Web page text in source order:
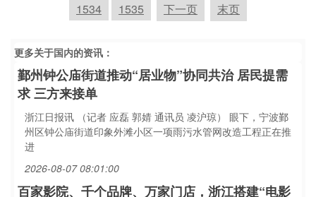
1534
1535 下一页 末页
更多关于国内的资讯：
鄞州钟公庙街道推动“居业物”协同共治 居民提需
求 三方来接单
浙江日报讯 （记者 应磊 郭婧 通讯员 凌沪琼） 眼下，宁波鄞
州区钟公庙街道印象外滩小区一项雨污水管网改造工程正在推
进
2026-08-07 08:01:00
百家影院、千个品牌、万家门店，浙江搭建“电影